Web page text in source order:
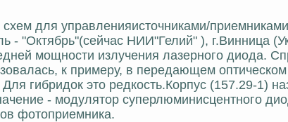
для управленияисточниками/
- "Октябрь"(сейчас НИИ"Гелий" ), г.Винница
мощности излучения лазерного диода.
к примеру, в передающем
гибридок это редкость.Корпус (157.29-1)
- модулятор суперлюминисцентного
фотоприемника.